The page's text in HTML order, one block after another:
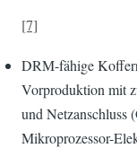
[7]
DRM-fähige
Vorproduktion mit
und Netzanschluss
Mikroprozessor-